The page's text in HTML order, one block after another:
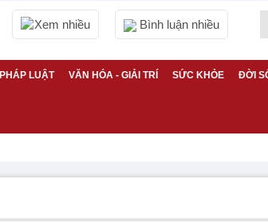
Xem nhiều Bình luận nhiều
PHÁP LUẬT VĂN HÓA - GIẢI TRÍ SỨC KHỎE ĐỜI